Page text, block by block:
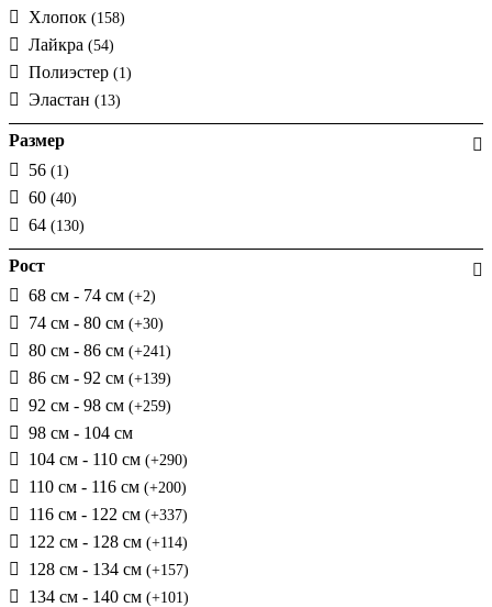
Хлопок (158)
Лайкра (54)
Полиэстер (1)
Эластан (13)
Размер
56 (1)
60 (40)
64 (130)
Рост
68 см - 74 см (+2)
74 см - 80 см (+30)
80 см - 86 см (+241)
86 см - 92 см (+139)
92 см - 98 см (+259)
98 см - 104 см
104 см - 110 см (+290)
110 см - 116 см (+200)
116 см - 122 см (+337)
122 см - 128 см (+114)
128 см - 134 см (+157)
134 см - 140 см (+101)